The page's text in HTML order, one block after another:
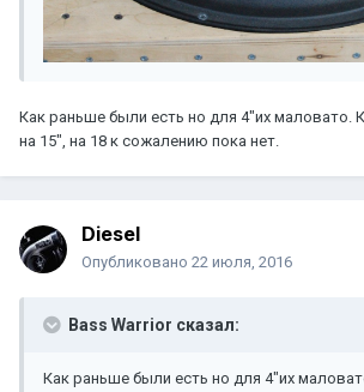
Как раньше были есть но для 4"их маловато.
на 15", на 18 к сожалению пока нет.
Diesel
Опубликовано 22 июля, 2016
Bass Warrior сказал:
Как раньше были есть но для 4"их